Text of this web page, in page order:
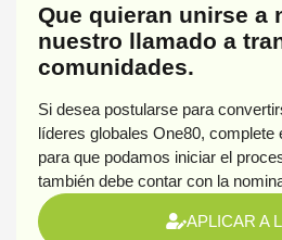
Que quieran unirse a
nuestro llamado a
comunidades.
Si desea postularse para
líderes globales One80, complete
para que podamos iniciar el
también debe contar con la
APLICAR A